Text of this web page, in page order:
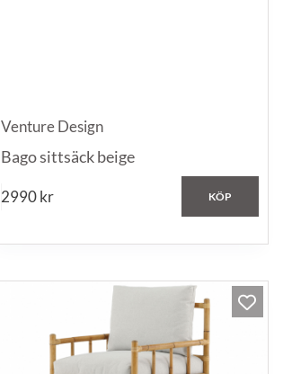
Venture Design
Bago sittsäck beige
2990kr KÖP